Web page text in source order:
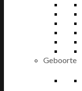
Geboorte